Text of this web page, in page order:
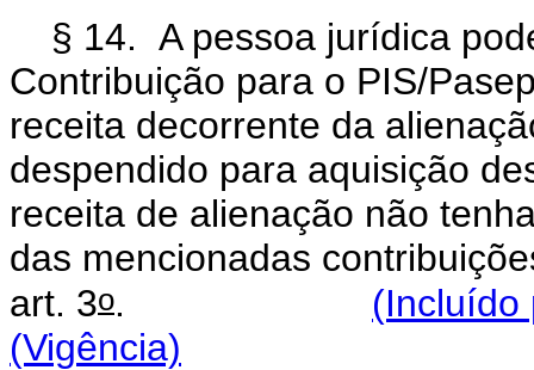
§ 14. A pessoa jurídica
Contribuição para o PIS/
receita decorrente da
despendido para aquisição
receita de alienação não
das mencionadas
art. 3o. (Incluído
(Vigência)